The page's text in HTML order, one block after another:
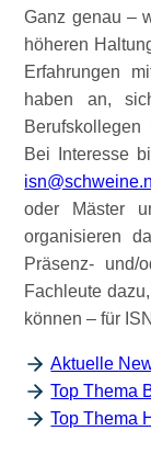
Ganz genau –
höheren
Erfahrungen
haben an,
Bei Interesse
oder Mäster
organisieren
Präsenz- und/
Fachleute
können – für
Aktuelle
Top Thema
Top Thema